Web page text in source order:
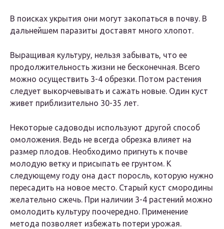
В поисках укрытия они могут закопаться в почву. В
дальнейшем паразиты доставят много хлопот.
Выращивая культуру, нельзя забывать, что ее
продолжительность жизни не бесконечная. Всего
можно осуществить 3-4 обрезки. Потом растения
следует выкорчевывать и сажать новые. Один куст
живет приблизительно 30-35 лет.
Некоторые садоводы используют другой способ
омоложения. Ведь не всегда обрезка влияет на
размер плодов. Необходимо пригнуть к почве
молодую ветку и присыпать ее грунтом. К
следующему году она даст поросль, которую нужно
пересадить на новое место. Старый куст смородины
желательно сжечь. При наличии 3-4 растений можно
омолодить культуру поочередно. Применение
метода позволяет избежать потери урожая.